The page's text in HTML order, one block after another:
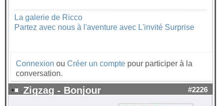
La galerie de Ricco
Partez avec nous à l'aventure avec L'invité Surprise
Connexion ou Créer un compte pour participer à la
conversation.
Zigzag - Bonjour #2226